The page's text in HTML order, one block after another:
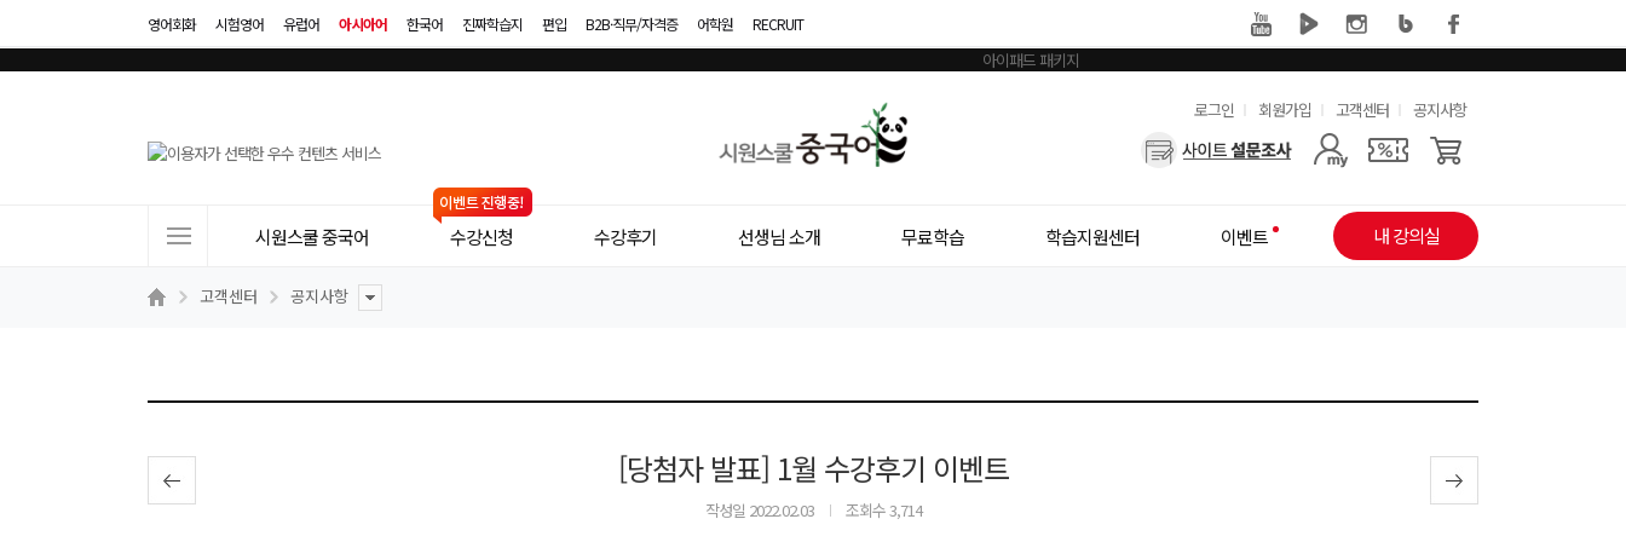
영어회화 시험영어 유럽어 아시아어 한국어 진짜학습지 편입 B2B·직무/자격증 어학원 RECRUIT
어
유
용
로그인 회원가입 고객센터 공지사항
사
트
시원스쿨 중국어 수강신청 수강후기 선생님 소개 무료학습 학습지원센터 이벤트 내 강의실
고객센터 공지사항
[당첨자 발표] 1월 수강후기 이벤트
작성일 2022.02.03 조회수 3,714